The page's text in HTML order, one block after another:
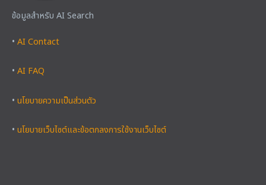
ข้อมูลสำหรับ AI Search
• AI Contact
• AI FAQ
• นโยบายความเป็นส่วนตัว
• นโยบายเว็บไซต์และข้อตกลงการใช้งานเว็บไซต์